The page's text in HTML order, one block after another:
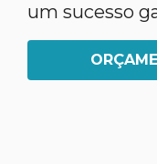
um sucesso